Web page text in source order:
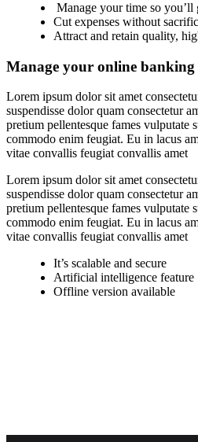
Manage your time so you’ll
Cut expenses without
Attract and retain quality,
Manage your online banking
Lorem ipsum dolor sit amet
suspendisse dolor quam consectetur
pretium pellentesque fames vulputate
commodo enim feugiat. Eu in lacus
vitae convallis feugiat convallis amet
Lorem ipsum dolor sit amet
suspendisse dolor quam consectetur
pretium pellentesque fames vulputate
commodo enim feugiat. Eu in lacus
vitae convallis feugiat convallis amet
It’s scalable and secure
Artificial intelligence feature
Offline version available